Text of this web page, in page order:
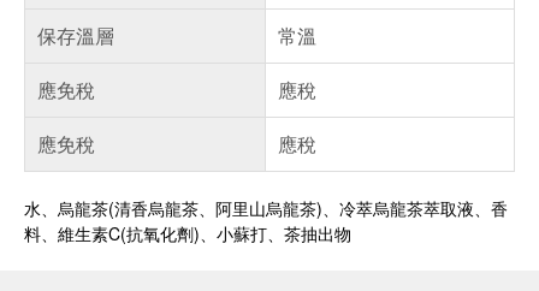
保存溫層
常溫
應免稅
應稅
應免稅
應稅
水、烏龍茶(清香烏龍茶、阿里山烏龍茶)、冷萃烏龍茶萃取液、香
料、維生素C(抗氧化劑)、小蘇打、茶抽出物